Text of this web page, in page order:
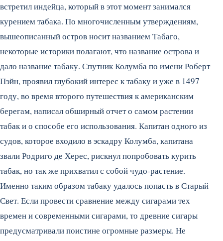
встретил индейца, который в этот момент занимался
курением табака. По многочисленным утверждениям,
вышеописанный остров носит названием Табаго,
некоторые историки полагают, что название острова и
дало название табаку. Спутник Колумба по имени Роберт
Пэйн, проявил глубокий интерес к табаку и уже в 1497
году, во время второго путешествия к американским
берегам, написал обширный отчет о самом растении
табак и о способе его использования. Капитан одного из
судов, которое входило в эскадру Колумба, капитана
звали Родриго де Херес, рискнул попробовать курить
табак, но так же прихватил с собой чудо-растение.
Именно таким образом табаку удалось попасть в Старый
Свет. Если провести сравнение между сигарами тех
времен и современными сигарами, то древние сигары
предусматривали поистине огромные размеры. Не